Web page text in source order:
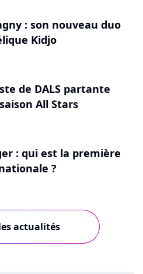
: son nouveau duo
Kidjo
de DALS partante
All Stars
: qui est la première
?
actualités